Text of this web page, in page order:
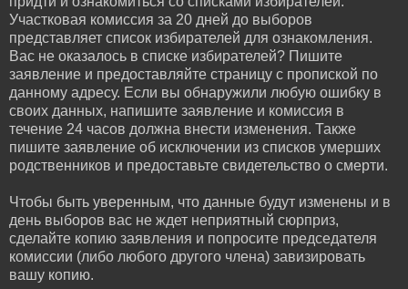
Участковая комиссия за 20 дней до выборов
представляет список избирателей для ознакомления.
Вас не оказалось в списке избирателей? Пишите
заявление и предоставляйте страницу с пропиской по
данному адресу. Если вы обнаружили любую ошибку в
своих данных, напишите заявление и комиссия в
течение 24 часов должна внести изменения. Также
пишите заявление об исключении из списков умерших
родственников и предоставьте свидетельство о смерти.
Чтобы быть уверенным, что данные будут изменены и в
день выборов вас не ждет неприятный сюрприз,
сделайте копию заявления и попросите председателя
комиссии (либо любого другого члена) завизировать
вашу копию.